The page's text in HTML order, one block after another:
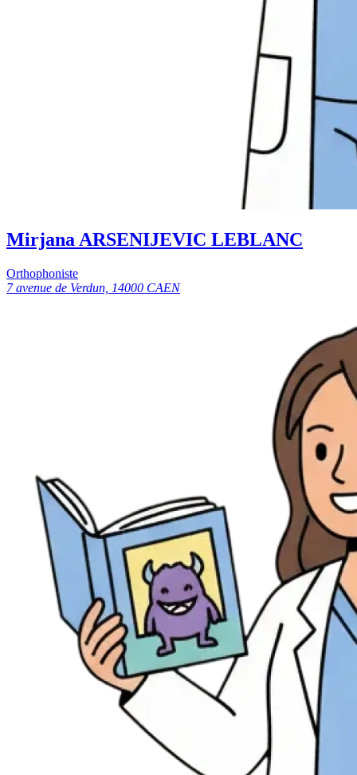
Mirjana ARSENIJEVIC LEBLANC
Orthophoniste
7 avenue de Verdun, 14000 CAEN